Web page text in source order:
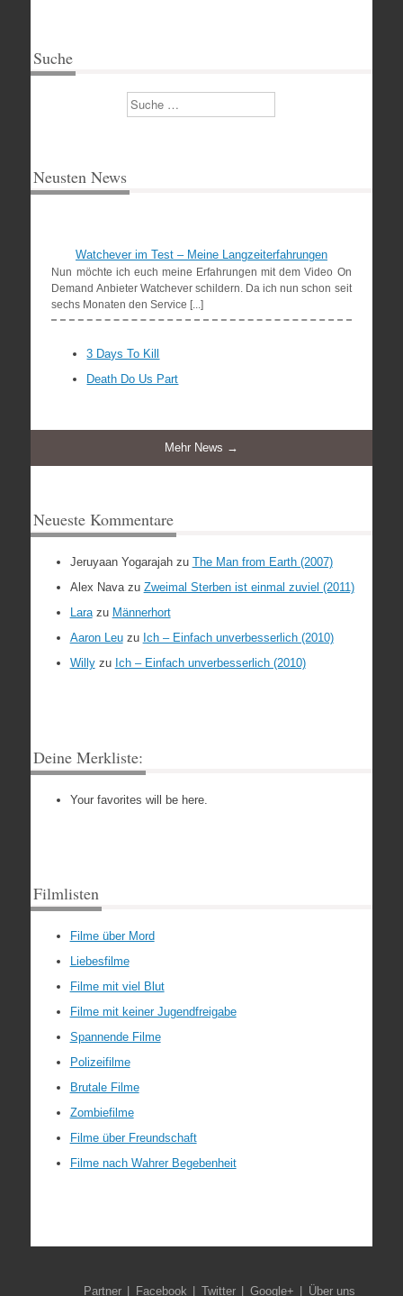
Suche
Suchen
Neusten News
Watchever im Test – Meine Langzeiterfahrungen
Nun möchte ich euch meine Erfahrungen mit dem Video On
Demand Anbieter Watchever schildern. Da ich nun schon seit
sechs Monaten den Service [...]
3 Days To Kill
Death Do Us Part
Mehr News →
Neueste Kommentare
Jeruyaan Yogarajahzu The Man from Earth (2007)
Alex Navazu Zweimal Sterben ist einmal zuviel (2011)
Larazu Männerhort
Aaron Leuzu Ich – Einfach unverbesserlich (2010)
Willyzu Ich – Einfach unverbesserlich (2010)
Deine Merkliste:
Your favorites will be here.
Filmlisten
Filme über Mord
Liebesfilme
Filme mit viel Blut
Filme mit keiner Jugendfreigabe
Spannende Filme
Polizeifilme
Brutale Filme
Zombiefilme
Filme über Freundschaft
Filme nach Wahrer Begebenheit
Partner Facebook Twitter Google+ Über uns